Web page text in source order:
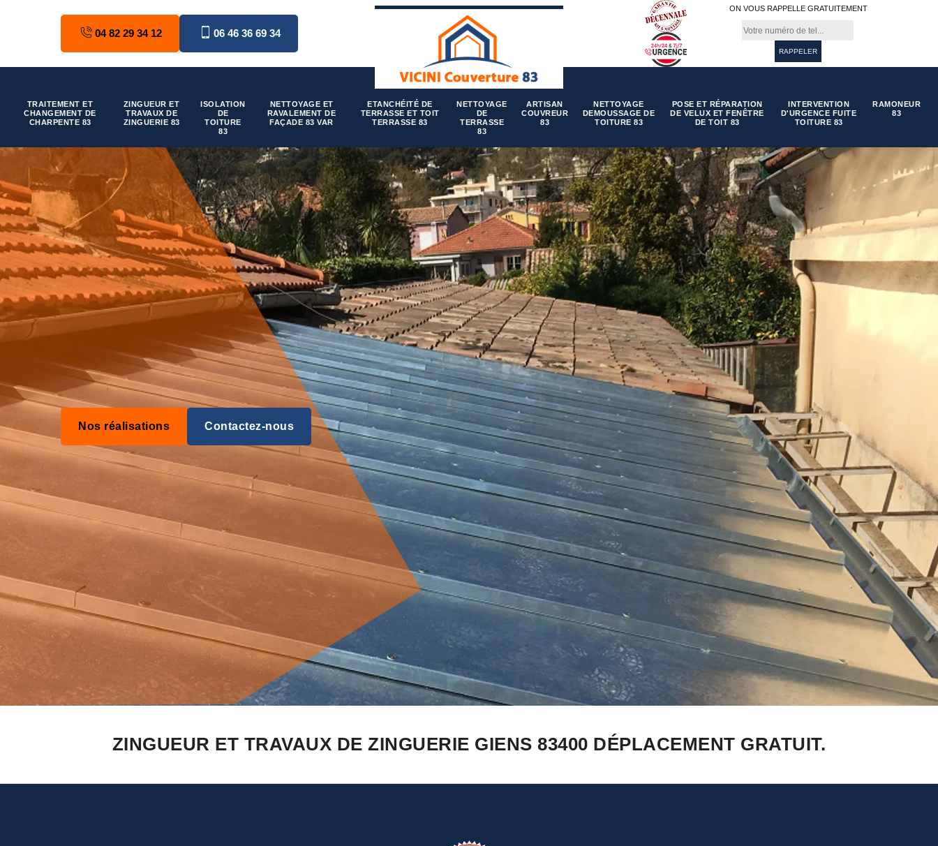
04 82 29 34 12 06 46 36 69 34
ON VOUS RAPPELLE GRATUITEMENT
TRAITEMENT ET
CHANGEMENT DE
CHARPENTE 83
ZINGUEUR ET
TRAVAUX DE
ZINGUERIE 83
ISOLATION
DE
TOITURE
83
NETTOYAGE ET
RAVALEMENT DE
FAÇADE 83 VAR
ETANCHÉITÉ DE
TERRASSE ET TOIT
TERRASSE 83
NETTOYAGE
DE
TERRASSE
83
ARTISAN
COUVREUR
83
NETTOYAGE
DEMOUSSAGE DE
TOITURE 83
POSE ET RÉPARATION
DE VELUX ET FENÊTRE
DE TOIT 83
INTERVENTION
D'URGENCE FUITE
TOITURE 83
RAMONEUR
83
Nos réalisations Contactez-nous
ZINGUEUR ET TRAVAUX DE ZINGUERIE GIENS 83400 DÉPLACEMENT GRATUIT.